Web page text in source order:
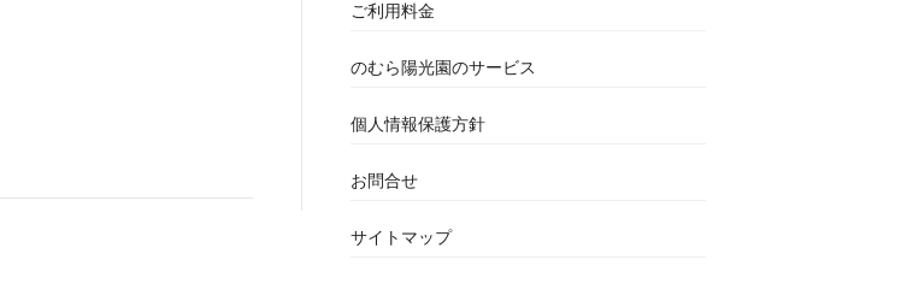
ご利用料金
のむら陽光園のサービス
個人情報保護方針
お問合せ
サイトマップ